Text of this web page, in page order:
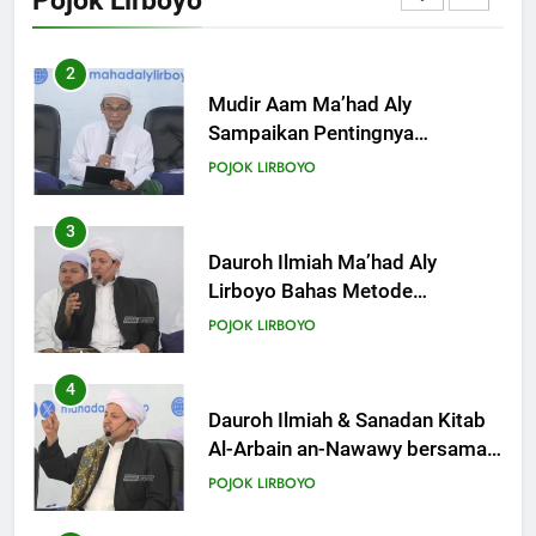
3
Dauroh Ilmiah Ma’had Aly
Lirboyo Bahas Metode
Ahlusunnah dalam
POJOK LIRBOYO
4
Dauroh Ilmiah & Sanadan Kitab
Al-Arbain an-Nawawy bersama
As-Syaikh Dr. Yasir Al-Adny
POJOK LIRBOYO
5
Semalam Bersama Kematian:
Kisah Praktek Tajhizul Janaiz
Siswa III Aliyah
POJOK LIRBOYO